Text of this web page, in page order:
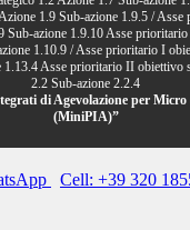
1.9 Sub-azione 1.9.5 /
Sub-azione 1.9.10 Asse
1.10.9 / Asse prioritario I
1.13.4 Asse prioritario II obiettivo
2.2 Sub-azione 2.2.4
di Agevolazione per Micro
(MiniPIA)”
Cell: +39 320